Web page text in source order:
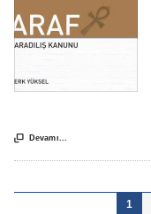
 Devamı...
1